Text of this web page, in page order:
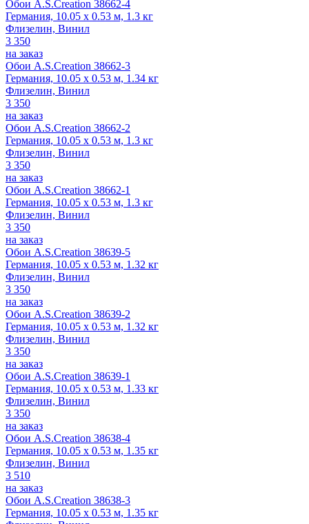
Обои A.S.Creation 38662-4
Германия, 10.05 x 0.53 м, 1.3 кг
Флизелин, Винил
3 350
на заказ
Обои A.S.Creation 38662-3
Германия, 10.05 x 0.53 м, 1.34 кг
Флизелин, Винил
3 350
на заказ
Обои A.S.Creation 38662-2
Германия, 10.05 x 0.53 м, 1.3 кг
Флизелин, Винил
3 350
на заказ
Обои A.S.Creation 38662-1
Германия, 10.05 x 0.53 м, 1.3 кг
Флизелин, Винил
3 350
на заказ
Обои A.S.Creation 38639-5
Германия, 10.05 x 0.53 м, 1.32 кг
Флизелин, Винил
3 350
на заказ
Обои A.S.Creation 38639-2
Германия, 10.05 x 0.53 м, 1.32 кг
Флизелин, Винил
3 350
на заказ
Обои A.S.Creation 38639-1
Германия, 10.05 x 0.53 м, 1.33 кг
Флизелин, Винил
3 350
на заказ
Обои A.S.Creation 38638-4
Германия, 10.05 x 0.53 м, 1.35 кг
Флизелин, Винил
3 510
на заказ
Обои A.S.Creation 38638-3
Германия, 10.05 x 0.53 м, 1.35 кг